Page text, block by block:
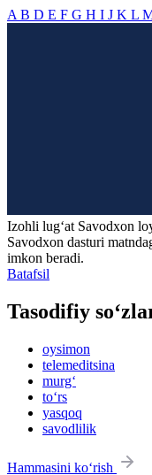
A B D E F G H I J K L
Izohli lugʻat Savodxon
Savodxon dasturi
imkon beradi.
Batafsil
Tasodifiy
oysimon
telemeditsina
murg‘
to‘rs
yasqoq
savodlilik
Hammasini ko‘rish